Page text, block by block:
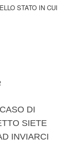
STATO IN CUI
DI
SIETE
INVIARCI